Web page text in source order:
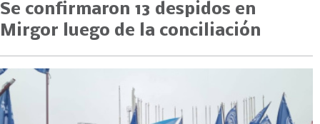
Se confirmaron 13 despidos en
Mirgor luego de la conciliación